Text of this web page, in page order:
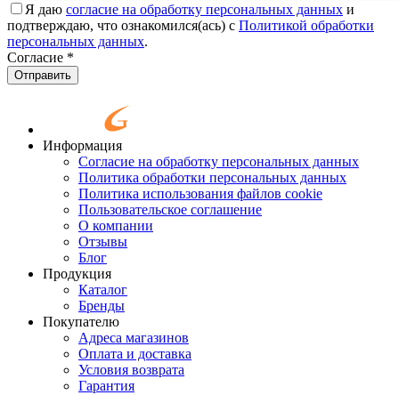
Я даю согласие на обработку персональных данных и
подтверждаю, что ознакомился(ась) с Политикой обработки
персональных данных.
Согласие *
Отправить
Информация
Согласие на обработку персональных данных
Политика обработки персональных данных
Политика использования файлов cookie
Пользовательское соглашение
О компании
Отзывы
Блог
Продукция
Каталог
Бренды
Покупателю
Адреса магазинов
Оплата и доставка
Условия возврата
Гарантия